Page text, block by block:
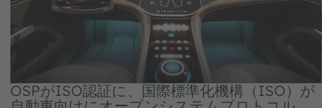
OSPがISO認証に、国際標準化機構（ISO）が